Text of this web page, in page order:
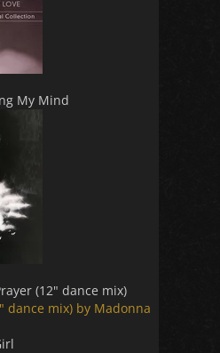
My Mind
(12" dance mix)